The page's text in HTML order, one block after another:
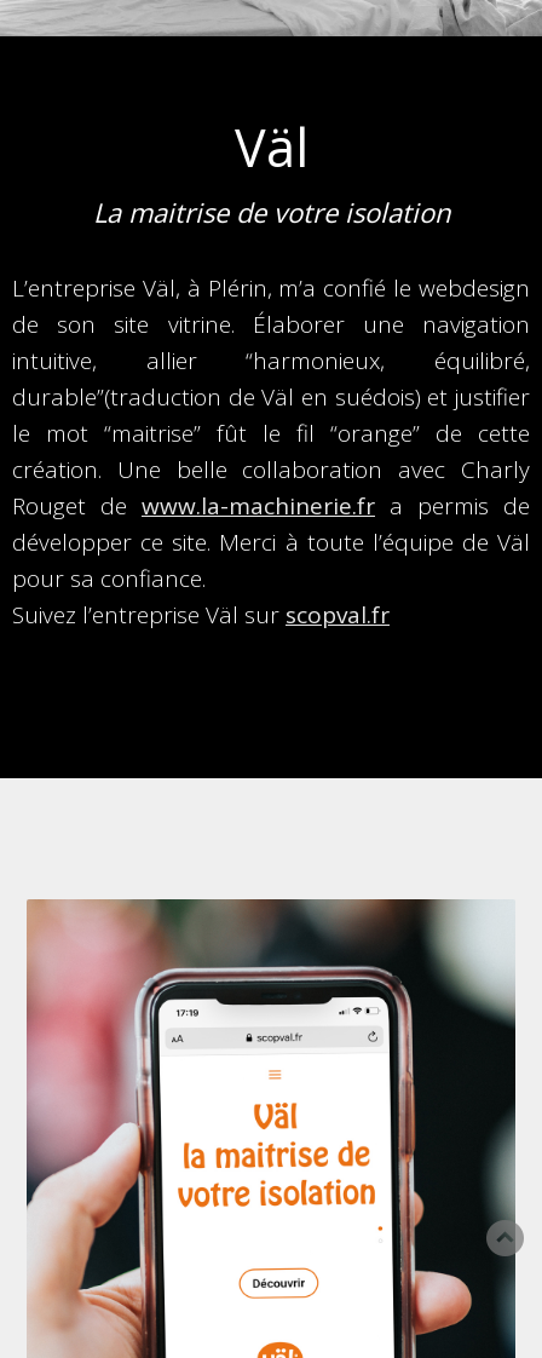
Väl
La maitrise de votre isolation
L’entreprise Väl, à Plérin, m’a confié le webdesign
de son site vitrine. Élaborer une navigation
intuitive, allier “harmonieux, équilibré,
durable”(traduction de Väl en suédois) et justifier
le mot “maitrise” fût le fil “orange” de cette
création. Une belle collaboration avec Charly
Rouget de www.la-machinerie.fr a permis de
développer ce site. Merci à toute l’équipe de Väl
pour sa confiance.
Suivez l’entreprise Väl sur scopval.fr